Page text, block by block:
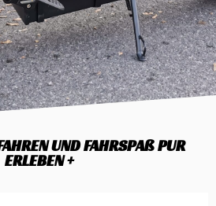
UND FAHRSPAß PUR
ERLEBEN +